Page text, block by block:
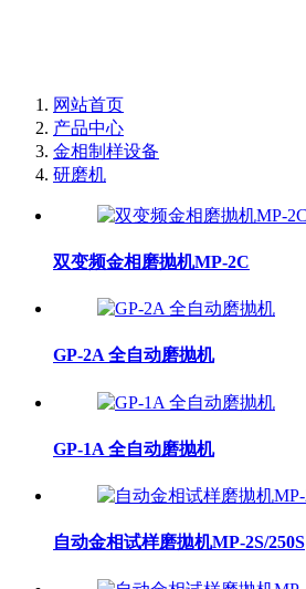
网站首页
产品中心
金相制样设备
研磨机
双变频金相磨抛机MP-2C
GP-2A 全自动磨抛机
GP-1A 全自动磨抛机
自动金相试样磨拋机MP-2S/250S